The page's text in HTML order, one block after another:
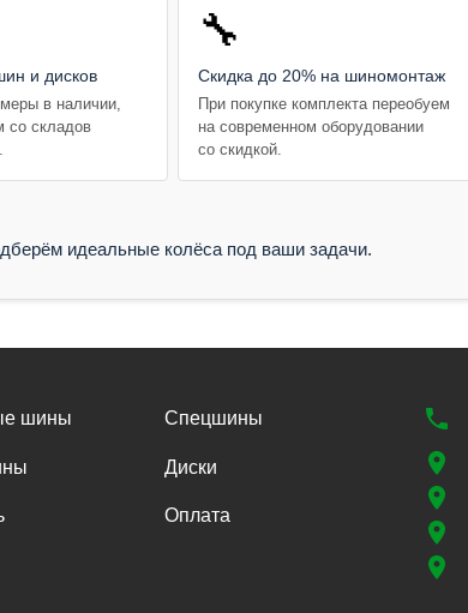
и дисков
в наличии,
со складов
🔧
Скидка до 20% на шиномонтаж
При покупке комплекта переобуем
на современном оборудовании
со скидкой.
идеальные колёса под ваши задачи.
шины Спецшины
Диски
Оплата